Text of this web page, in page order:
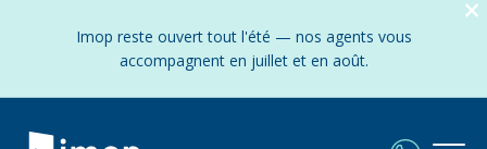
Imop reste ouvert tout l'été — nos agents vous
accompagnent en juillet et en août.